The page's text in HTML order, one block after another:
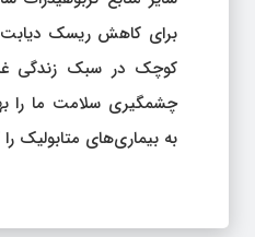
برای کاهش ریسک
کوچک در سبک زندگی
چشمگیری سلامت ما را
به بیماری‌های متابولیک